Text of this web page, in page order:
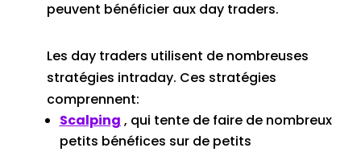
peuvent bénéficier aux day traders.
Les day traders utilisent de nombreuses
stratégies intraday. Ces stratégies
comprennent:
Scalping , qui tente de faire de nombreux
petits bénéfices sur de petits